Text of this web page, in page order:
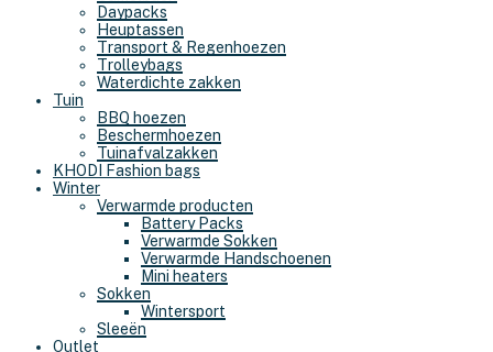
Daypacks
Heuptassen
Transport & Regenhoezen
Trolleybags
Waterdichte zakken
Tuin
BBQ hoezen
Beschermhoezen
Tuinafvalzakken
KHODI Fashion bags
Winter
Verwarmde producten
Battery Packs
Verwarmde Sokken
Verwarmde Handschoenen
Mini heaters
Sokken
Wintersport
Sleeën
Outlet